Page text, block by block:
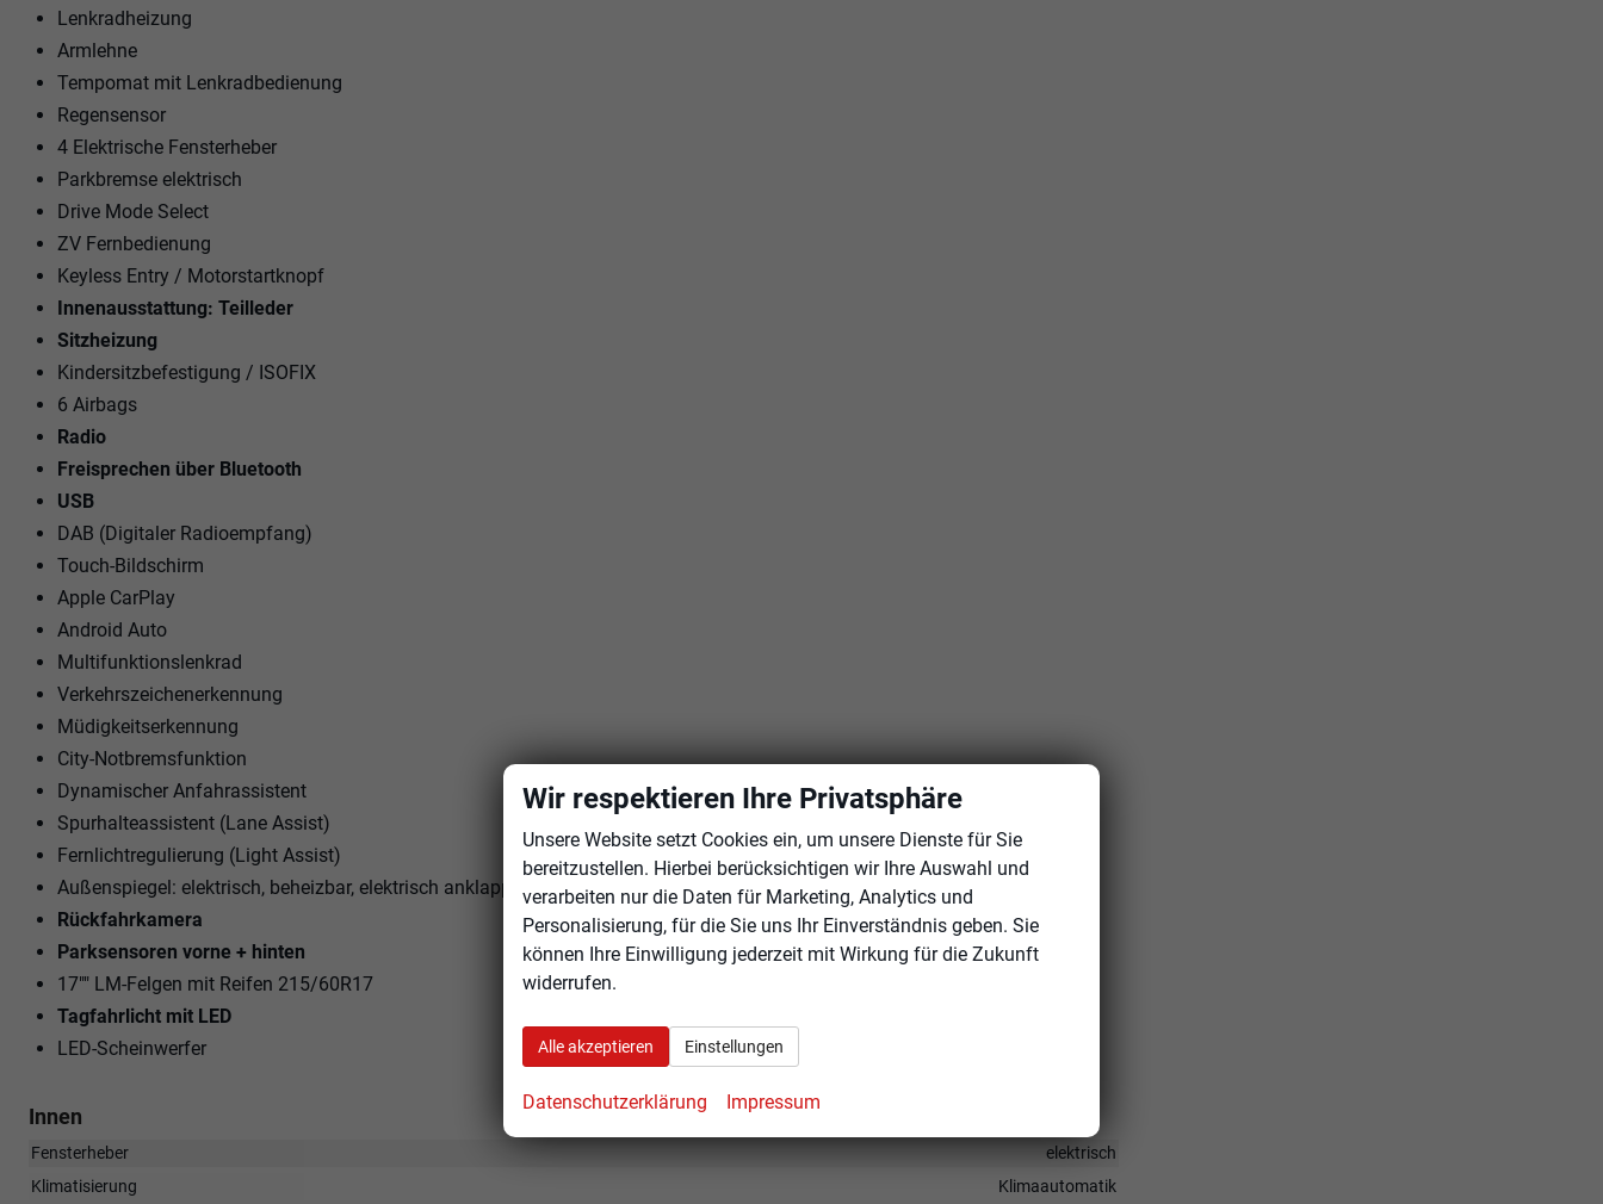
Lenkradheizung
Armlehne
Tempomat mit Lenkradbedienung
Regensensor
4 Elektrische Fensterheber
Parkbremse elektrisch
Drive Mode Select
ZV Fernbedienung
Keyless Entry / Motorstartknopf
Innenausstattung: Teilleder
Sitzheizung
Kindersitzbefestigung / ISOFIX
6 Airbags
Radio
Freisprechen über Bluetooth
USB
DAB (Digitaler Radioempfang)
Touch-Bildschirm
Apple CarPlay
Android Auto
Multifunktionslenkrad
Verkehrszeichenerkennung
Müdigkeitserkennung
City-Notbremsfunktion
Dynamischer Anfahrassistent
Spurhalteassistent (Lane Assist)
Fernlichtregulierung (Light Assist)
Außenspiegel: elektrisch, beheizbar, elektrisch anklappbar
Rückfahrkamera
Parksensoren vorne + hinten
17"" LM-Felgen mit Reifen 215/60R17
Tagfahrlicht mit LED
LED-Scheinwerfer
Innen
Fensterheber
elektrisch
Klimatisierung
Klimaautomatik
Wir respektieren Ihre Privatsphäre
Unsere Website setzt Cookies ein, um unsere Dienste für Sie
bereitzustellen. Hierbei berücksichtigen wir Ihre Auswahl und
verarbeiten nur die Daten für Marketing, Analytics und
Personalisierung, für die Sie uns Ihr Einverständnis geben. Sie
können Ihre Einwilligung jederzeit mit Wirkung für die Zukunft
widerrufen.
Alle akzeptieren Einstellungen
Datenschutzerklärung Impressum